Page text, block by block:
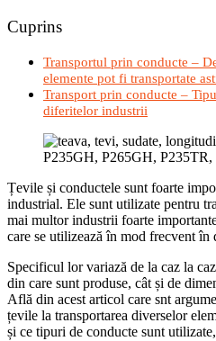
Cuprins
Transportul prin conducte –
elemente pot fi transportate
Transport prin conducte –
diferitelor industrii
Țevile și conductele sunt foarte
industrial. Ele sunt utilizate pentru
mai multor industrii foarte
care se utilizează în mod frecvent
Specificul lor variază de la caz la
din care sunt produse, cât și de
Află din acest articol care snt
țevile la transportarea diverselor
și ce tipuri de conducte sunt